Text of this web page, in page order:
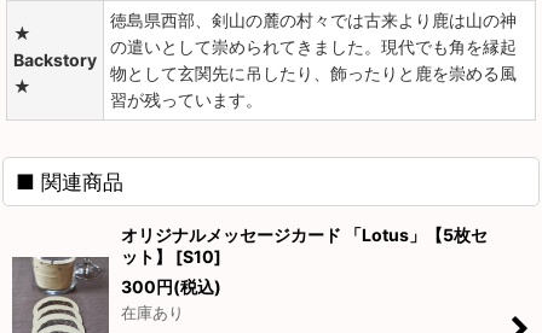
★
Backstory
★
徳島県西部、剣山の麓の村々では古来より鹿は山の神
の遣いとして崇められてきました。現代でも角を縁起
物として玄関先に吊したり、飾ったりと鹿を崇める風
習が残っています。
■ 関連商品
オリジナルメッセージカード 「Lotus」【5枚セ
ット】
[S10]
300円(税込)
在庫あり